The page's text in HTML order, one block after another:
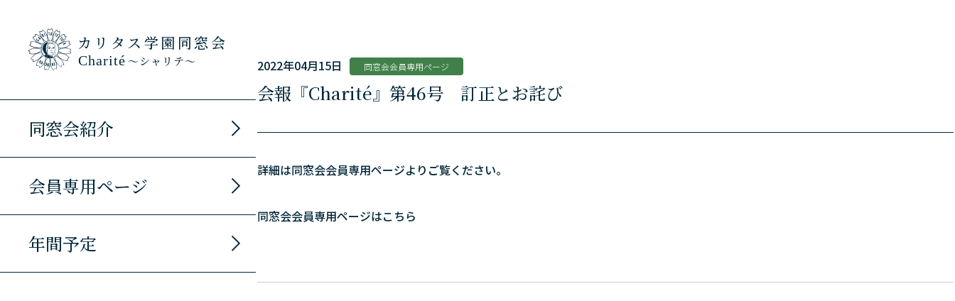
カリタス学園同窓会
Charité ～シャリテ～
同窓会紹介
会員専用ページ
年間予定
2022年04月15日 同窓会会員専用ページ
会報『Charité』第46号 訂正とお詫び
詳細は同窓会会員専用ページよりご覧ください。
同窓会会員専用ページはこちら